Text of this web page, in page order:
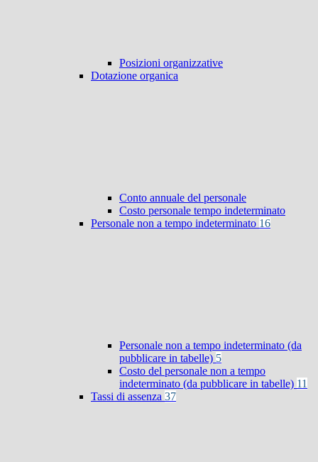
Posizioni organizzative
Dotazione organica
Conto annuale del personale
Costo personale tempo indeterminato
Personale non a tempo indeterminato 16
Personale non a tempo indeterminato (da
pubblicare in tabelle) 5
Costo del personale non a tempo
indeterminato (da pubblicare in tabelle) 11
Tassi di assenza 37